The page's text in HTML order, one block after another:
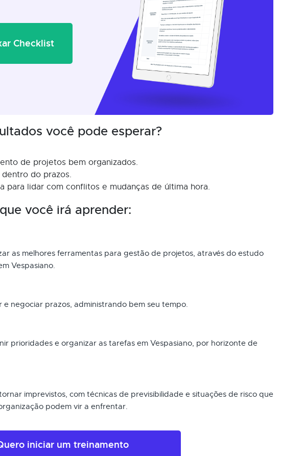
Checklist
você pode esperar?
de projetos bem organizados.
dentro do prazos.
para lidar com conflitos e mudanças de última hora.
você irá aprender:
as melhores ferramentas para gestão de projetos, através do estudo
Vespasiano.
e negociar prazos, administrando bem seu tempo.
prioridades e organizar as tarefas em Vespasiano, por horizonte de
imprevistos, com técnicas de previsibilidade e situações de risco que
podem vir a enfrentar.
iniciar um treinamento